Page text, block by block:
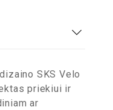
SKS Velo
priekiui ir
ar